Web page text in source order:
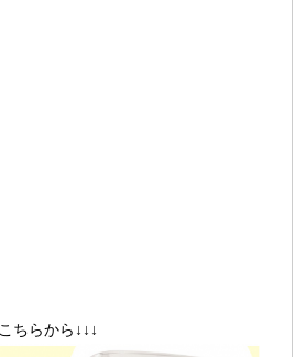
ちらから↓↓↓